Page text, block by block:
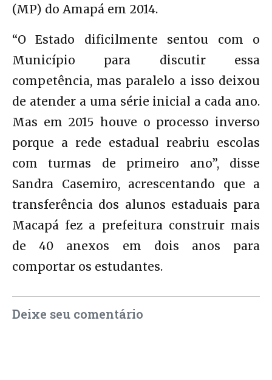
(MP) do Amapá em 2014.
“O Estado dificilmente sentou com o
Município para discutir essa
competência, mas paralelo a isso deixou
de atender a uma série inicial a cada ano.
Mas em 2015 houve o processo inverso
porque a rede estadual reabriu escolas
com turmas de primeiro ano”, disse
Sandra Casemiro, acrescentando que a
transferência dos alunos estaduais para
Macapá fez a prefeitura construir mais
de 40 anexos em dois anos para
comportar os estudantes.
Deixe seu comentário